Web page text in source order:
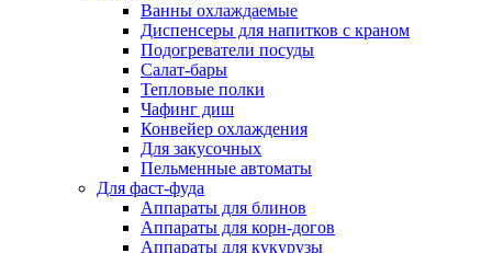
Ванны охлаждаемые
Диспенсеры для напитков с краном
Подогреватели посуды
Салат-бары
Тепловые полки
Чафинг диш
Конвейер охлаждения
Для закусочных
Пельменные автоматы
Для фаст-фуда
Аппараты для блинов
Аппараты для корн-догов
Аппараты для кукурузы